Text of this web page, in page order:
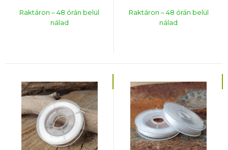
Raktáron – 48 órán belül
nálad
Raktáron – 48 órán belül
nálad